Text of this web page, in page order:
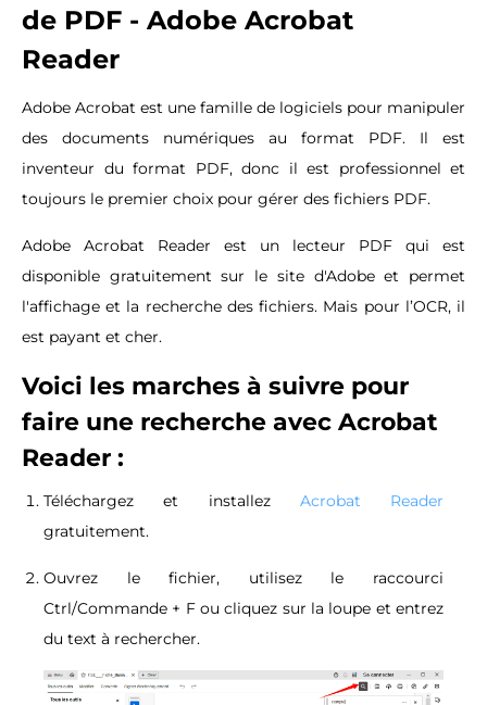
de PDF - Adobe Acrobat
Reader
Adobe Acrobat est une famille de logiciels pour manipuler
des documents numériques au format PDF. Il est
inventeur du format PDF, donc il est professionnel et
toujours le premier choix pour gérer des fichiers PDF.
Adobe Acrobat Reader est un lecteur PDF qui est
disponible gratuitement sur le site d'Adobe et permet
l'affichage et la recherche des fichiers. Mais pour l’OCR, il
est payant et cher.
Voici les marches à suivre pour
faire une recherche avec Acrobat
Reader :
Téléchargez et installez Acrobat Reader
gratuitement.
Ouvrez le fichier, utilisez le raccourci
Ctrl/Commande + F ou cliquez sur la loupe et entrez
du text à rechercher.